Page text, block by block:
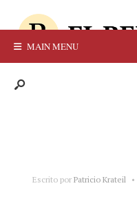
MAIN MENU
Escrito por Patricio Krateil •